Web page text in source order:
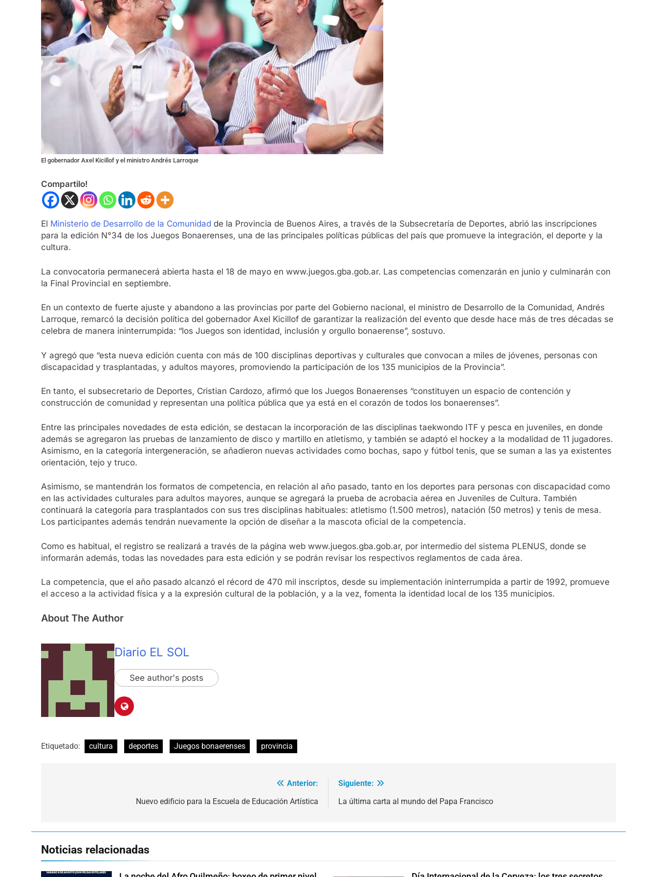
El gobernador Axel Kicillof y el ministro Andrés Larroque
Compartilo!
El Ministerio de Desarrollo de la Comunidad de la Provincia de Buenos Aires, a través de la Subsecretaría de Deportes, abrió las inscripciones
para la edición N°34 de los Juegos Bonaerenses, una de las principales políticas públicas del país que promueve la integración, el deporte y la
cultura.
La convocatoria permanecerá abierta hasta el 18 de mayo en www.juegos.gba.gob.ar. Las competencias comenzarán en junio y culminarán con
la Final Provincial en septiembre.
En un contexto de fuerte ajuste y abandono a las provincias por parte del Gobierno nacional, el ministro de Desarrollo de la Comunidad, Andrés
Larroque, remarcó la decisión política del gobernador Axel Kicillof de garantizar la realización del evento que desde hace más de tres décadas se
celebra de manera ininterrumpida: “los Juegos son identidad, inclusión y orgullo bonaerense”, sostuvo.
Y agregó que “esta nueva edición cuenta con más de 100 disciplinas deportivas y culturales que convocan a miles de jóvenes, personas con
discapacidad y trasplantadas, y adultos mayores, promoviendo la participación de los 135 municipios de la Provincia”.
En tanto, el subsecretario de Deportes, Cristian Cardozo, afirmó que los Juegos Bonaerenses “constituyen un espacio de contención y
construcción de comunidad y representan una política pública que ya está en el corazón de todos los bonaerenses”.
Entre las principales novedades de esta edición, se destacan la incorporación de las disciplinas taekwondo ITF y pesca en juveniles, en donde
además se agregaron las pruebas de lanzamiento de disco y martillo en atletismo, y también se adaptó el hockey a la modalidad de 11 jugadores.
Asimismo, en la categoría intergeneración, se añadieron nuevas actividades como bochas, sapo y fútbol tenis, que se suman a las ya existentes
orientación, tejo y truco.
Asimismo, se mantendrán los formatos de competencia, en relación al año pasado, tanto en los deportes para personas con discapacidad como
en las actividades culturales para adultos mayores, aunque se agregará la prueba de acrobacia aérea en Juveniles de Cultura. También
continuará la categoría para trasplantados con sus tres disciplinas habituales: atletismo (1.500 metros), natación (50 metros) y tenis de mesa.
Los participantes además tendrán nuevamente la opción de diseñar a la mascota oficial de la competencia.
Como es habitual, el registro se realizará a través de la página web www.juegos.gba.gob.ar, por intermedio del sistema PLENUS, donde se
informarán además, todas las novedades para esta edición y se podrán revisar los respectivos reglamentos de cada área.
La competencia, que el año pasado alcanzó el récord de 470 mil inscriptos, desde su implementación ininterrumpida a partir de 1992, promueve
el acceso a la actividad física y a la expresión cultural de la población, y a la vez, fomenta la identidad local de los 135 municipios.
About The Author
Diario EL SOL
See author's posts
Etiquetado: cultura deportes Juegos bonaerenses provincia
Anterior:
Nuevo edificio para la Escuela de Educación Artística
Siguiente:
La última carta al mundo del Papa Francisco
Noticias relacionadas